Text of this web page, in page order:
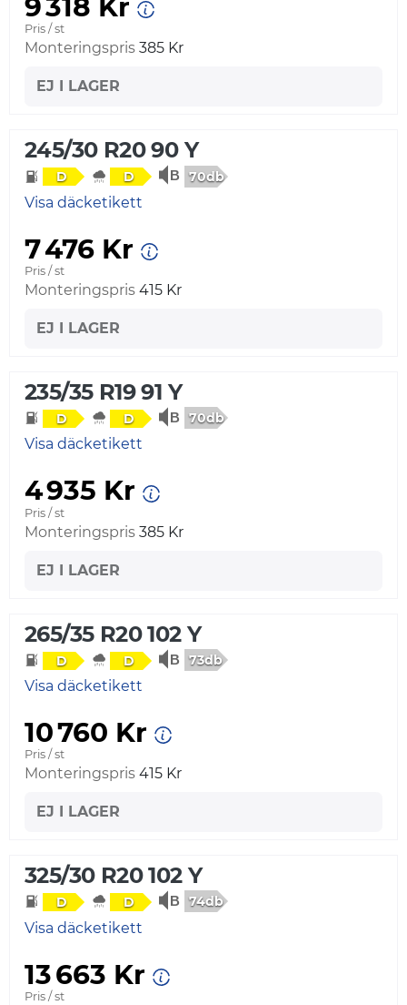
Pris / st
Monteringspris 385 Kr
EJ I LAGER
245/30 R20 90 Y
D D 70db
Visa däcketikett
7 476 Kr
Pris / st
Monteringspris 415 Kr
EJ I LAGER
235/35 R19 91 Y
D D 70db
Visa däcketikett
4 935 Kr
Pris / st
Monteringspris 385 Kr
EJ I LAGER
265/35 R20 102 Y
D D 73db
Visa däcketikett
10 760 Kr
Pris / st
Monteringspris 415 Kr
EJ I LAGER
325/30 R20 102 Y
D D 74db
Visa däcketikett
13 663 Kr
Pris / st